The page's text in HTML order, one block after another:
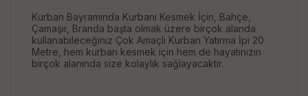
Kurban Bayramında Kurbanı Kesmek İçin, Bahçe,
Çamaşır, Branda başta olmak üzere birçok alanda
kullanabileceğiniz Çok Amaçlı Kurban Yatırma İpi 20
Metre, hem kurban kesmek için hem de hayatınızın
birçok alanında size kolaylık sağlayacaktır.